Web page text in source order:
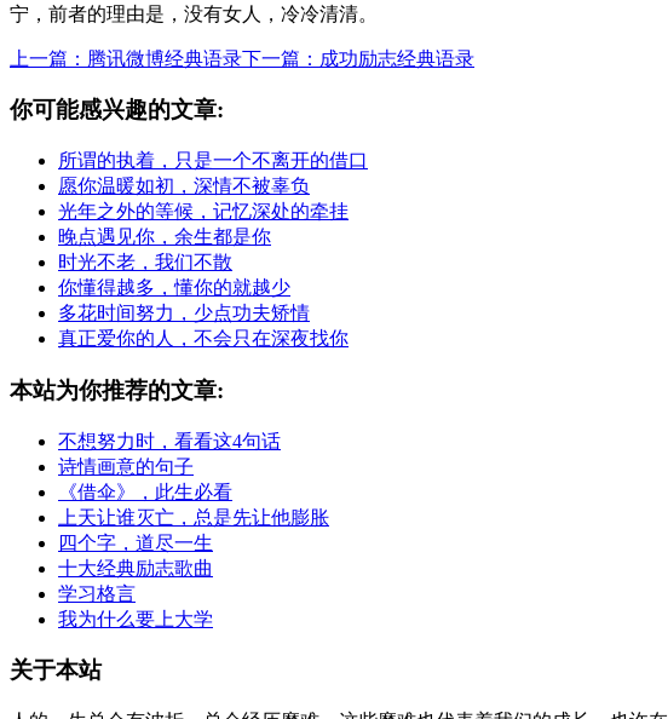
宁，前者的理由是，没有女人，冷冷清清。
上一篇：腾讯微博经典语录下一篇：成功励志经典语录
你可能感兴趣的文章:
所谓的执着，只是一个不离开的借口
愿你温暖如初，深情不被辜负
光年之外的等候，记忆深处的牵挂
晚点遇见你，余生都是你
时光不老，我们不散
你懂得越多，懂你的就越少
多花时间努力，少点功夫矫情
真正爱你的人，不会只在深夜找你
本站为你推荐的文章:
不想努力时，看看这4句话
诗情画意的句子
《借伞》，此生必看
上天让谁灭亡，总是先让他膨胀
四个字，道尽一生
十大经典励志歌曲
学习格言
我为什么要上大学
关于本站